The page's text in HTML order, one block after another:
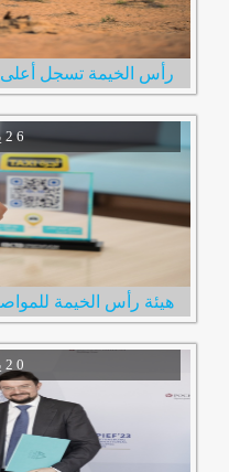
يونيو2 6
2 0